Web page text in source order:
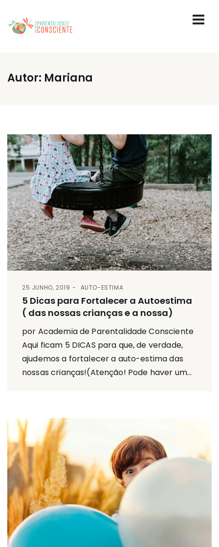
Autor: Mariana
25 JUNHO, 2019 AUTO-ESTIMA
5 Dicas para Fortalecer a Autoestima
( das nossas crianças e a nossa)
por Academia de Parentalidade Consciente
Aqui ficam 5 DICAS para que, de verdade,
ajudemos a fortalecer a auto-estima das
nossas crianças!(Atenção! Pode haver um...